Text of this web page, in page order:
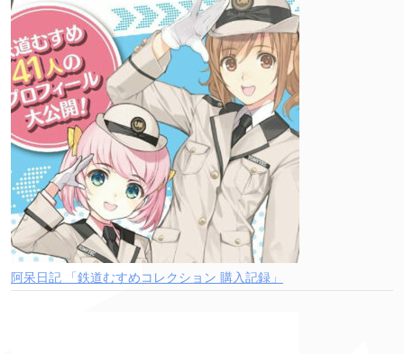
阿呆日記 「鉄道むすめコレクション 購入記録」